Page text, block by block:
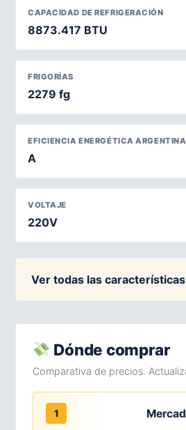
CAPACIDAD DE REFRIGERACIÓN
8873.417 BTU
FRIGORÍAS
2279 fg
EFICIENCIA ENERGÉTICA ARGENTINA
A
VOLTAJE
220V
Ver todas las
Dónde comprar
Comparativa de precios.
1